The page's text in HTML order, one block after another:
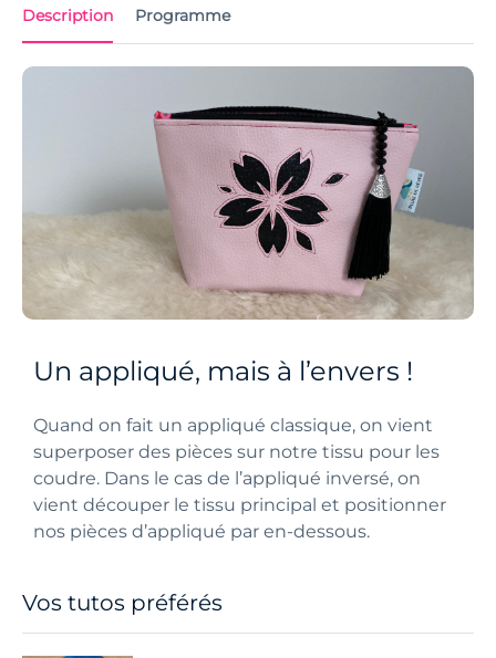
Description Programme
Un appliqué, mais à l’envers !
Quand on fait un appliqué classique, on vient
superposer des pièces sur notre tissu pour les
coudre. Dans le cas de l’appliqué inversé, on
vient découper le tissu principal et positionner
nos pièces d’appliqué par en-dessous.
Vos tutos préférés